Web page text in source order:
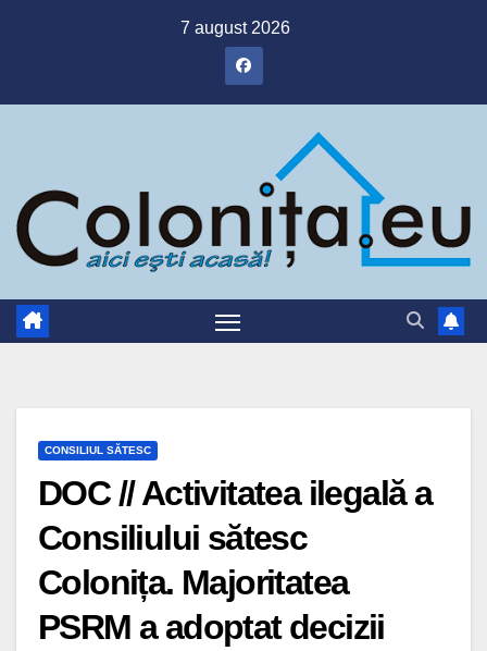
7 august 2026
CONSILIUL SĂTESC
DOC // Activitatea ilegală a
Consiliului sătesc
Colonița. Majoritatea
PSRM a adoptat decizii